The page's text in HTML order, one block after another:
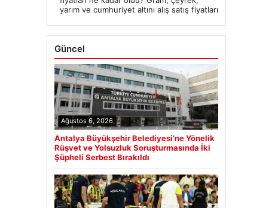
yarım ve cumhuriyet altını alış satış fiyatları
Güncel
Ağustos 6, 2026
Antalya Büyükşehir Belediyesi’ne Yönelik
Rüşvet ve Yolsuzluk Soruşturmasında İki
Şüpheli Serbest Bırakıldı